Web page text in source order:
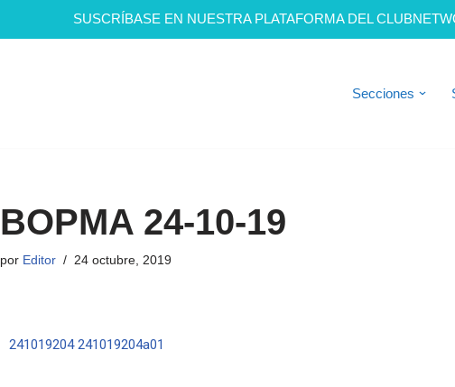
SUSCRÍBASE EN NUESTRA PLATAFORMA DEL
Secciones
BOPMA 24-10-19
por Editor 24 octubre, 2019
241019204 241019204a01